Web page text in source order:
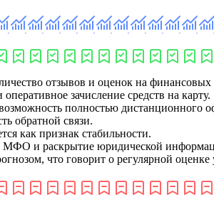
отзывов и оценок на
зачисление средств на карту.
полностью дистанционного
обратной связи.
как признак стабильности.
МФО и раскрытие юридической
что говорит о регулярной